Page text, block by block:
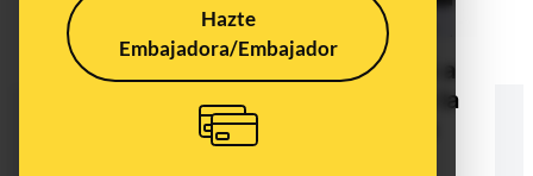
Hazte
Embajadora/Embajador
No, la vacuna de la gripe no mató a
50 millones de personas durante la
pandemia de "gripe española" de